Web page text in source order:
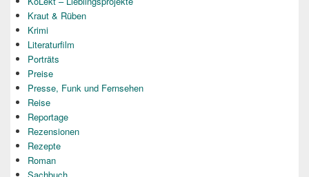
Kraut & Rüben
Krimi
Literaturfilm
Porträts
Preise
Presse, Funk und Fernsehen
Reise
Reportage
Rezensionen
Rezepte
Roman